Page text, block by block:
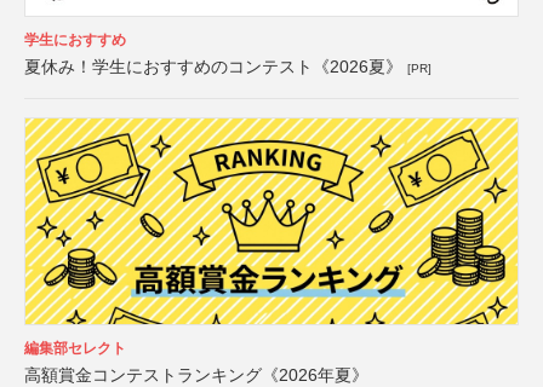
学生におすすめ
夏休み！学生におすすめのコンテスト《2026夏》 [PR]
編集部セレクト
高額賞金コンテストランキング《2026年夏》